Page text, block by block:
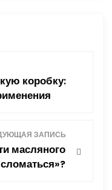
коробку:
ЗАПИСЬ
масляного